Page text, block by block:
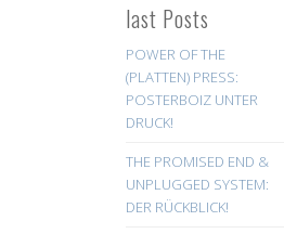
last Posts
POWER OF THE
(PLATTEN) PRESS:
POSTERBOIZ UNTER
DRUCK!
THE PROMISED END &
UNPLUGGED SYSTEM:
DER RÜCKBLICK!